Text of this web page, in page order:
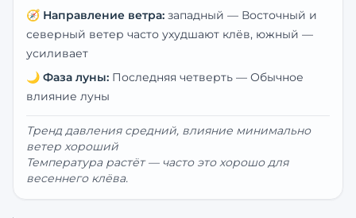
🧭 Направление ветра: западный — Восточный и
северный ветер часто ухудшают клёв, южный —
усиливает
🌙 Фаза луны: Последняя четверть — Обычное
влияние луны
Тренд давления средний, влияние минимально
ветер хороший
Температура растёт — часто это хорошо для
весеннего клёва.